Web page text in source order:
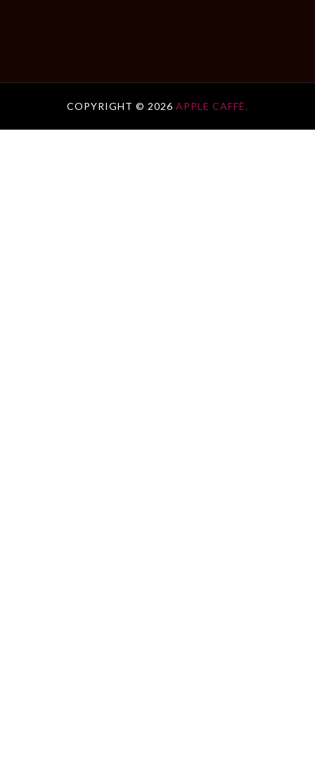
COPYRIGHT © 2026 APPLE CAFFÈ.